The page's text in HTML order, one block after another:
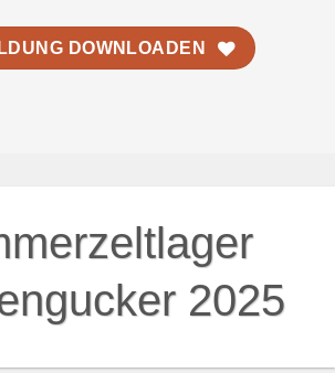
am Lagerfeuer
Hamperl mit seiner Frau Klaudia
schauten vorbei. Ein unerwartetes
Trike, das nicht nur für ein
– Henry und Jenny durften sogar